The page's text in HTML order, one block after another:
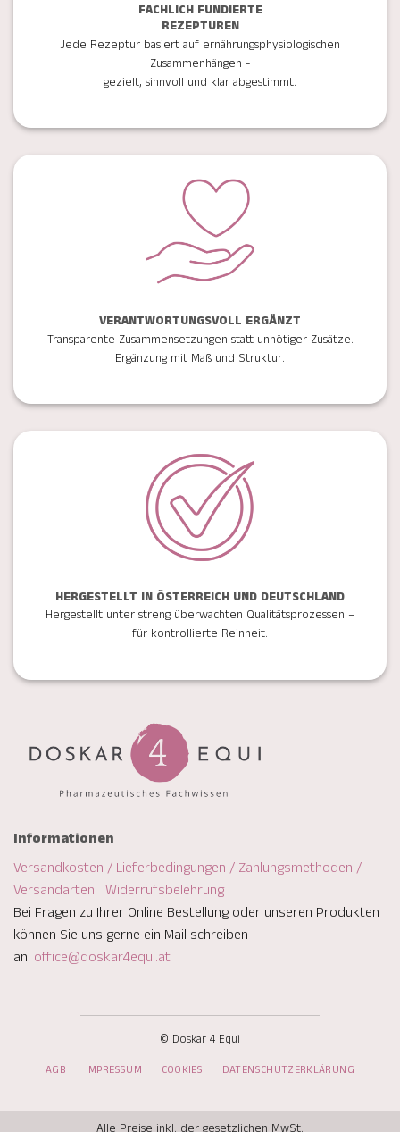
FACHLICH FUNDIERTE
REZEPTUREN
Jede Rezeptur basiert auf ernährungsphysiologischen
Zusammenhängen -
gezielt, sinnvoll und klar abgestimmt.
VERANTWORTUNGSVOLL ERGÄNZT
Transparente Zusammensetzungen statt unnötiger Zusätze.
Ergänzung mit Maß und Struktur.
HERGESTELLT IN ÖSTERREICH UND DEUTSCHLAND
Hergestellt unter streng überwachten Qualitätsprozessen –
für kontrollierte Reinheit.
Informationen
Versandkosten / Lieferbedingungen / Zahlungsmethoden /
Versandarten Widerrufsbelehrung
Bei Fragen zu Ihrer Online Bestellung oder unseren Produkten
können Sie uns gerne ein Mail schreiben
an: office@doskar4equi.at
© Doskar 4 Equi
AGB IMPRESSUM COOKIES DATENSCHUTZERKLÄRUNG
Alle Preise inkl. der gesetzlichen MwSt.